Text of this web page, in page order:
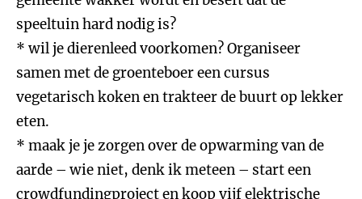
speeltuin hard nodig is?
* wil je dierenleed voorkomen? Organiseer
samen met de groenteboer een cursus
vegetarisch koken en trakteer de buurt op lekker
eten.
* maak je je zorgen over de opwarming van de
aarde – wie niet, denk ik meteen – start een
crowdfundingproject en koop vijf elektrische